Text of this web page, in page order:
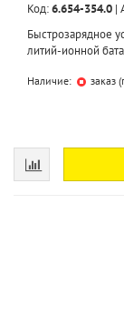
Код:6.654-354.0 |
Быстрозарядное
литий-ионной
Наличие: заказ